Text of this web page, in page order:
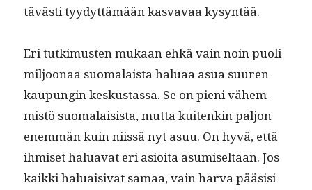
tävästi tyy­dyt­tämään kas­vavaa kysyntää.
Eri tutkimusten mukaan ehkä vain noin puoli
miljoon­aa suo­ma­laista halu­aa asua suuren
kaupun­gin keskus­tas­sa. Se on pieni vähem­
mistö suo­ma­lai­sista, mut­ta kuitenkin paljon
enem­män kuin niis­sä nyt asuu. On hyvä, että
ihmiset halu­a­vat eri asioi­ta asumiseltaan. Jos
kaik­ki halu­aisi­vat samaa, vain har­va pää­sisi